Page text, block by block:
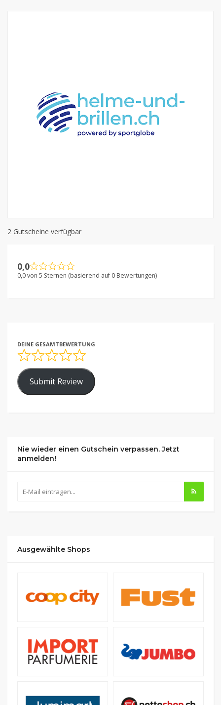
2 Gutscheine verfügbar
0,0
0,0 von 5 Sternen (basierend auf 0 Bewertungen)
DEINE GESAMTBEWERTUNG
Submit Review
Nie wieder einen Gutschein verpassen. Jetzt
anmelden!
Ausgewählte Shops